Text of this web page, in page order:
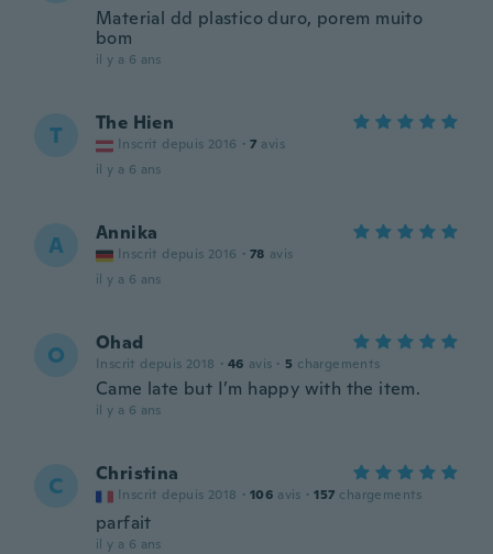
Material dd plastico duro, porem muito
bom
il y a 6 ans
T The Hien
Inscrit depuis 2016 · 7 avis
il y a 6 ans
A Annika
Inscrit depuis 2016 · 78 avis
il y a 6 ans
O Ohad
Inscrit depuis 2018 · 46 avis · 5 chargements
Came late but I’m happy with the item.
il y a 6 ans
C Christina
Inscrit depuis 2018 · 106 avis · 157 chargements
parfait
il y a 6 ans